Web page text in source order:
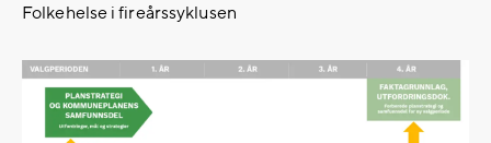
Folkehelse i fireårssyklusen